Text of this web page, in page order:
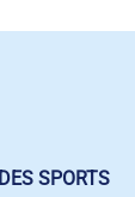
SPORTS